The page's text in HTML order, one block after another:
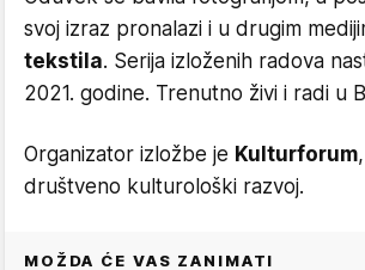
svoj izraz pronalazi i u drugim
tekstila. Serija izloženih radova
2021. godine. Trenutno živi i radi u
Organizator izložbe je Kulturforum
društveno kulturološki razvoj.
MOŽDA ĆE VAS ZANIMATI